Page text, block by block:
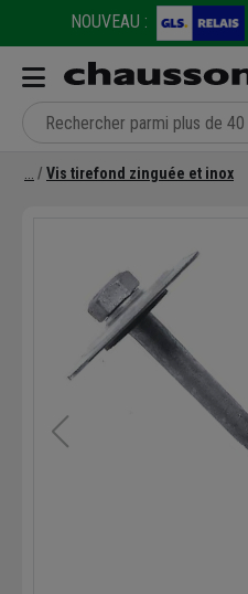
NOUVEAU :
Vis tirefond zinguée et inox